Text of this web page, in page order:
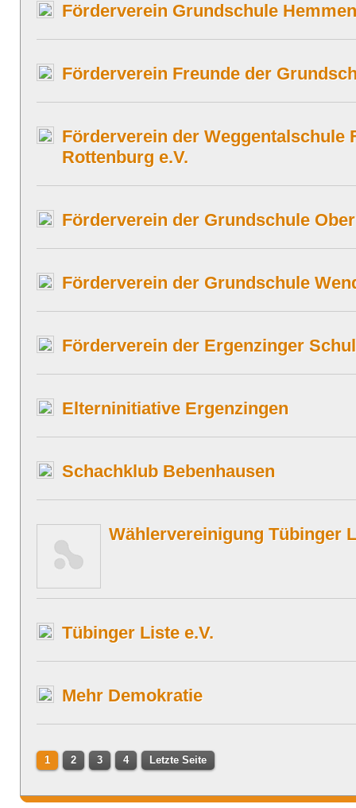
Förderverein Grundschule
Förderverein Freunde der
Förderverein der Weggentalschule
Rottenburg e.V.
Förderverein der Grundschule
Förderverein der Grundschule
Förderverein der Ergenzinger
Elterninitiative Ergenzingen
Schachklub Bebenhausen
Wählervereinigung Tübinger
Tübinger Liste e.V.
Mehr Demokratie
1 2 3 4 Letzte Seite